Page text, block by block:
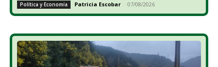
Política y Economía Patricia Escobar - 07/08/2026